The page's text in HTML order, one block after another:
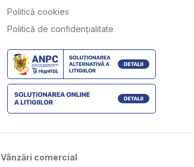
Politică cookies
Politică de confidențialitate
Vânzări comercial